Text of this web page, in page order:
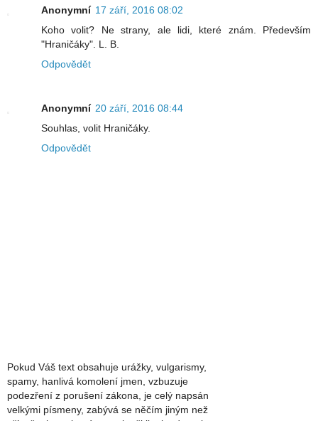
Anonymní 17 září, 2016 08:02
Koho volit? Ne strany, ale lidi, které znám. Především
"Hraničáky". L. B.
Odpovědět
Anonymní 20 září, 2016 08:44
Souhlas, volit Hraničáky.
Odpovědět
Pokud Váš text obsahuje urážky, vulgarismy,
spamy, hanlivá komolení jmen, vzbuzuje
podezření z porušení zákona, je celý napsán
velkými písmeny, zabývá se něčím jiným než